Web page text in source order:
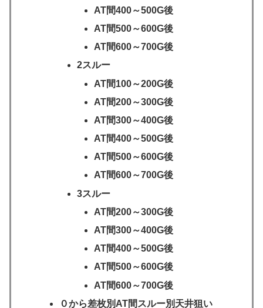
AT間400～500G後
AT間500～600G後
AT間600～700G後
2スルー
AT間100～200G後
AT間200～300G後
AT間300～400G後
AT間400～500G後
AT間500～600G後
AT間600～700G後
3スルー
AT間200～300G後
AT間300～400G後
AT間400～500G後
AT間500～600G後
AT間600～700G後
０から差枚別AT間スルー別天井狙い